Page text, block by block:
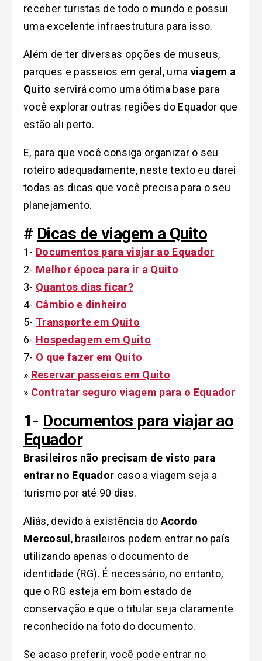
receber turistas de todo o mundo e possui
uma excelente infraestrutura para isso.
Além de ter diversas opções de museus,
parques e passeios em geral, uma viagem a
Quito servirá como uma ótima base para
você explorar outras regiões do Equador que
estão ali perto.
E, para que você consiga organizar o seu
roteiro adequadamente, neste texto eu darei
todas as dicas que você precisa para o seu
planejamento.
# Dicas de viagem a Quito
1- Documentos para viajar ao Equador
2- Melhor época para ir a Quito
3- Quantos dias ficar?
4- Câmbio e dinheiro
5- Transporte em Quito
6- Hospedagem em Quito
7- O que fazer em Quito
» Reservar passeios em Quito
» Contratar seguro viagem para o Equador
1- Documentos para viajar ao
Equador
Brasileiros não precisam de visto para
entrar no Equador caso a viagem seja a
turismo por até 90 dias.
Aliás, devido à existência do Acordo
Mercosul , brasileiros podem entrar no país
utilizando apenas o documento de
identidade (RG). É necessário, no entanto,
que o RG esteja em bom estado de
conservação e que o titular seja claramente
reconhecido na foto do documento.
Se acaso preferir, você pode entrar no